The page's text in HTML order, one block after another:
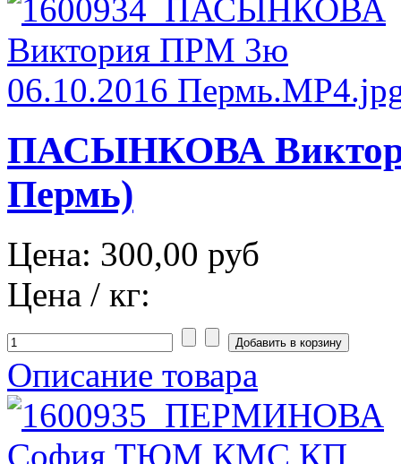
ПАСЫНКОВА
Пермь)
Цена: 300,00 руб
Цена / кг:
Описание товара